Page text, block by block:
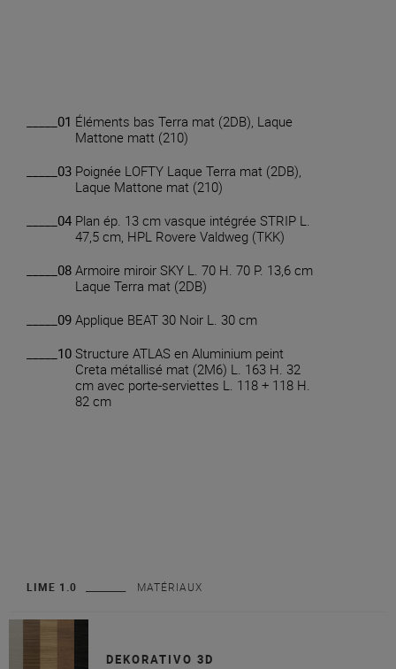
_____01 Éléments bas Terra mat (2DB), Laque
Mattone matt (210)
_____03 Poignée LOFTY Laque Terra mat (2DB),
Laque Mattone mat (210)
_____04 Plan ép. 13 cm vasque intégrée STRIP L.
47,5 cm, HPL Rovere Valdweg (TKK)
_____08 Armoire miroir SKY L. 70 H. 70 P. 13,6 cm
Laque Terra mat (2DB)
_____09 Applique BEAT 30 Noir L. 30 cm
_____10 Structure ATLAS en Aluminium peint
Creta métallisé mat (2M6) L. 163 H. 32
cm avec porte-serviettes L. 118 + 118 H.
82 cm
LIME 1.0 MATÉRIAUX
DEKORATIVO 3D